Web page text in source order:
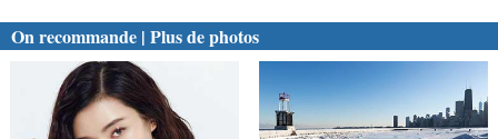
On recommande | Plus de photos